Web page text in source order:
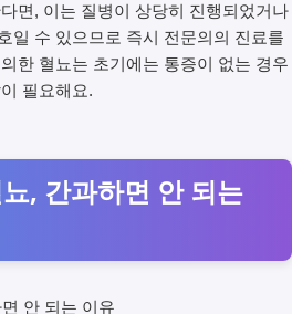
면, 이는 질병이 상당히 진행되었거나
일 수 있으므로 즉시 전문의의 진료를
한 혈뇨는 초기에는 통증이 없는 경우
필요해요.
, 간과하면 안 되는